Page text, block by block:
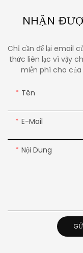
NHẬN
Chỉ cần để lại email
thức liên lạc vì vậy
miễn phí cho
Tên
E-Mail
Nội Dung